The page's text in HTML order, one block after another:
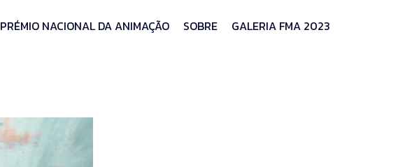
PRÉMIO NACIONAL DA ANIMAÇÃO SOBRE GALERIA FMA 2023